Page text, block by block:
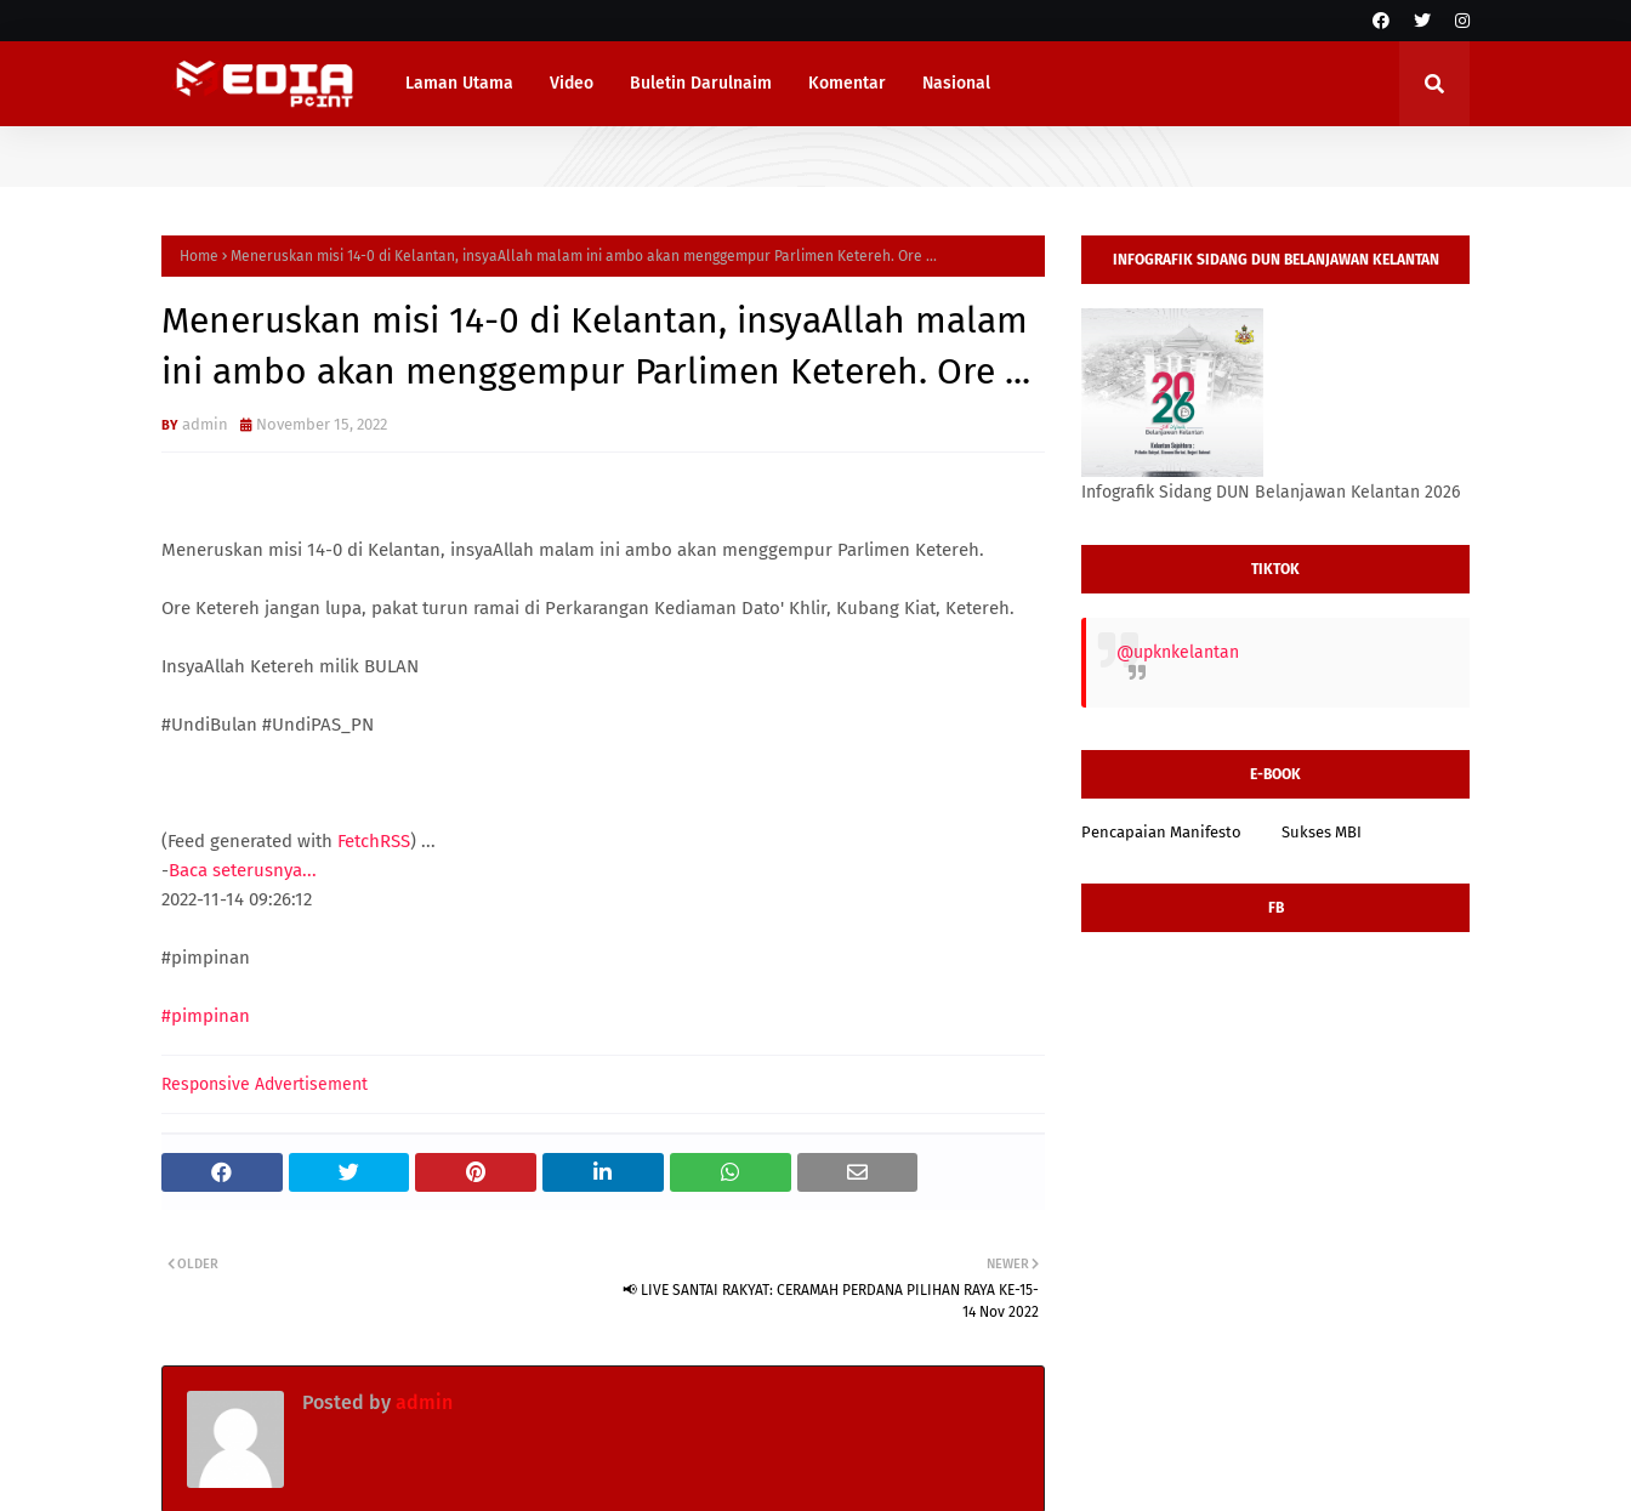
Laman Utama Video Buletin Darulnaim Komentar Nasional
Home Meneruskan misi 14-0 di Kelantan, insyaAllah malam ini ambo akan menggempur Parlimen Ketereh. Ore ...
Meneruskan misi 14-0 di Kelantan, insyaAllah malam
ini ambo akan menggempur Parlimen Ketereh. Ore ...
admin November 15, 2022
Meneruskan misi 14-0 di Kelantan, insyaAllah malam ini ambo akan menggempur Parlimen Ketereh.
Ore Ketereh jangan lupa, pakat turun ramai di Perkarangan Kediaman Dato' Khlir, Kubang Kiat, Ketereh.
InsyaAllah Ketereh milik BULAN
#UndiBulan #UndiPAS_PN
(Feed generated with FetchRSS) ...
-Baca seterusnya...
2022-11-14 09:26:12
#pimpinan
#pimpinan
Responsive Advertisement
NEWER
📢 LIVE SANTAI RAKYAT: CERAMAH PERDANA PILIHAN RAYA KE-15-
14 Nov 2022
OLDER
Posted by admin
INFOGRAFIK SIDANG DUN BELANJAWAN KELANTAN
2026
Infografik Sidang DUN Belanjawan Kelantan 2026
TIKTOK
@upknkelantan
E-BOOK
Pencapaian Manifesto Sukses MBI
FB